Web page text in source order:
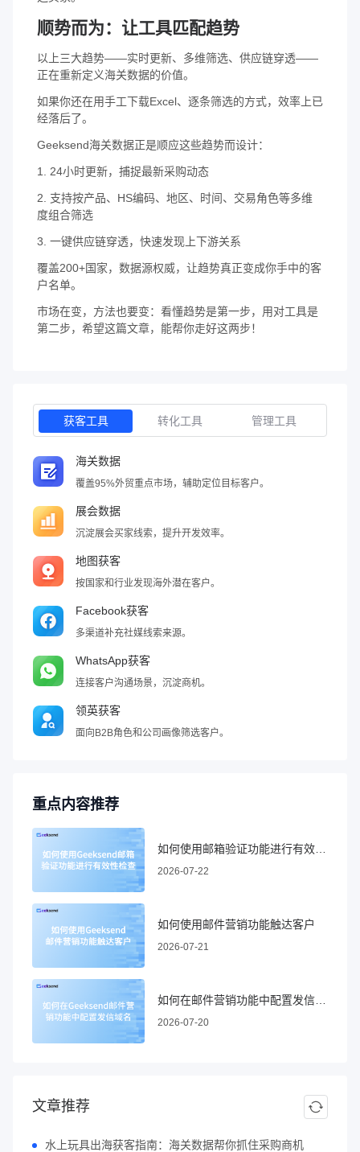
顺势而为：让工具匹配趋势
以上三大趋势——实时更新、多维筛选、供应链穿透——
正在重新定义海关数据的价值。
如果你还在用手工下载Excel、逐条筛选的方式，效率上已
经落后了。
Geeksend海关数据正是顺应这些趋势而设计：
1. 24小时更新，捕捉最新采购动态
2. 支持按产品、HS编码、地区、时间、交易角色等多维
度组合筛选
3. 一键供应链穿透，快速发现上下游关系
覆盖200+国家，数据源权威，让趋势真正变成你手中的客
户名单。
市场在变，方法也要变：看懂趋势是第一步，用对工具是
第二步，希望这篇文章，能帮你走好这两步！
获客工具 转化工具 管理工具
海关数据
覆盖95%外贸重点市场，辅助定位目标客户。
展会数据
沉淀展会买家线索，提升开发效率。
地图获客
按国家和行业发现海外潜在客户。
Facebook获客
多渠道补充社媒线索来源。
WhatsApp获客
连接客户沟通场景，沉淀商机。
领英获客
面向B2B角色和公司画像筛选客户。
重点内容推荐
2026-07-22
如何使用邮件营销功能触达客户
2026-07-21
2026-07-20
文章推荐
水上玩具出海获客指南：海关数据帮你抓住采购商机